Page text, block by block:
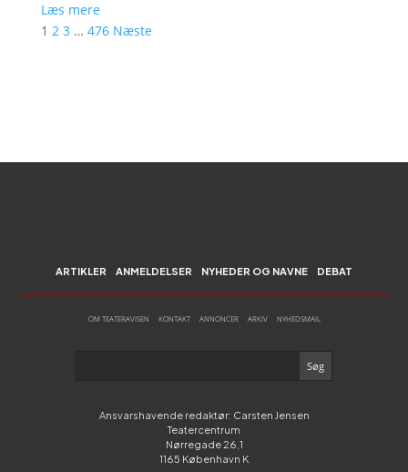
Læs mere
1 2 3 … 476 Næste
ARTIKLER ANMELDELSER NYHEDER OG NAVNE DEBAT
OM TEATERAVISEN KONTAKT ANNONCER ARKIV NYHEDSMAIL
Ansvarshavende redaktør: Carsten Jensen
Teatercentrum
Nørregade 26,1
1165 København K